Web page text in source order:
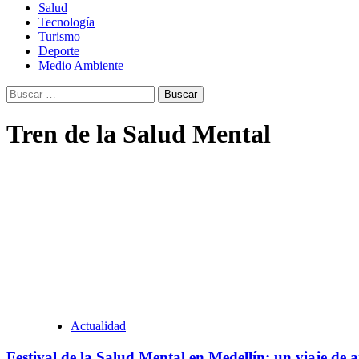
Salud
Tecnología
Turismo
Deporte
Medio Ambiente
Buscar:
Tren de la Salud Mental
Actualidad